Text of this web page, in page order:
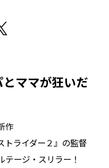
ママが狂いだ
作
トライダー２』の監督
ージ・スリラー！